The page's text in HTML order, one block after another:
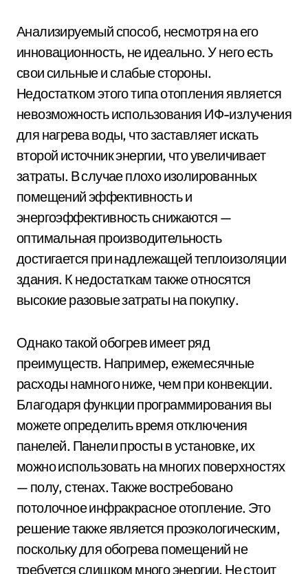
Анализируемый способ, несмотря на его
инновационность, не идеально. У него есть
свои сильные и слабые стороны.
Недостатком этого типа отопления является
невозможность использования ИФ-излучения
для нагрева воды, что заставляет искать
второй источник энергии, что увеличивает
затраты. В случае плохо изолированных
помещений эффективность и
энергоэффективность снижаются —
оптимальная производительность
достигается при надлежащей теплоизоляции
здания. К недостаткам также относятся
высокие разовые затраты на покупку.
Однако такой обогрев имеет ряд
преимуществ. Например, ежемесячные
расходы намного ниже, чем при конвекции.
Благодаря функции программирования вы
можете определить время отключения
панелей. Панели просты в установке, их
можно использовать на многих поверхностях
— полу, стенах. Также востребовано
потолочное инфракрасное отопление. Это
решение также является проэкологическим,
поскольку для обогрева помещений не
требуется слишком много энергии. Не стоит